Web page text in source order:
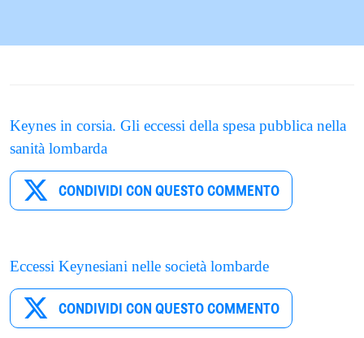
Keynes in corsia. Gli eccessi della spesa pubblica nella
sanità lombarda
CONDIVIDI CON QUESTO COMMENTO
Eccessi Keynesiani nelle società lombarde
CONDIVIDI CON QUESTO COMMENTO